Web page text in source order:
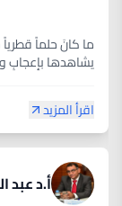
ما كانَ حلماً
يشاهدها بإعجابٍ
اقرأ المزيد
أ.د عبد